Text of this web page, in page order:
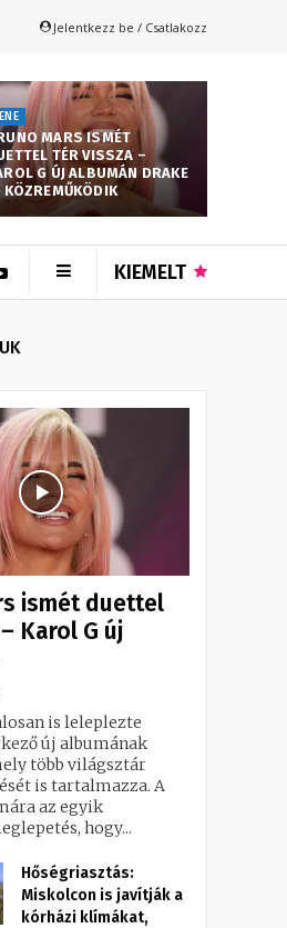
Jelentkezz be / Csatlakozz
MARS ISMÉT
TÉR VISSZA –
G ÚJ ALBUMÁN DRAKE
KÖZREMŰKÖDIK
KIEMELT
ismét duettel
Karol G új
is leleplezte
új albumának
több világsztár
is tartalmazza. A
az egyik
hogy...
Hőségriasztás:
Miskolcon is javítják a
kórházi klímákat,